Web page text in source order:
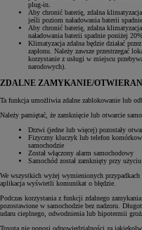
plug-in.
Aby chronić baterię, zdalna
jeśli poziom naładowania baterii
Aby chronić baterię, zdalna
naładowania baterii spadnie poniżej
Klimatyzacja zdalna będzie działać
zapłonu. Należy zawsze przestrzegać
korzystanie z usługi w miejscu
narodowych).
ZDALNE ZAMYKANIE/
Ta funkcja umożliwia zdalne zablokowanie lub
Należy pamiętać, że zamknięcie lub otwarcie
Drzwi (jedne lub więcej) pozostały
Fizyczny kluczyk lub telefon
samochodzie
Został włączony alarm samochodowy
Samochód został zamknięty przy
We wszystkich wyżej wymienionych
aplikacja wyświetli komunikat o błędzie.
Podczas korzystania z funkcji zdalnego
pozostawione w samochodzie bez nadzoru.
udaru cieplnego, odwodnienia lub hipotermii
Toyota nie ponosi odpowiedzialności za